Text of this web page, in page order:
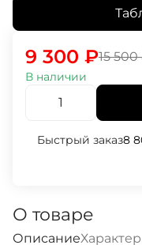
15 500
9 300 ₽
В наличии
Быстрый заказ8
О товаре
Описание